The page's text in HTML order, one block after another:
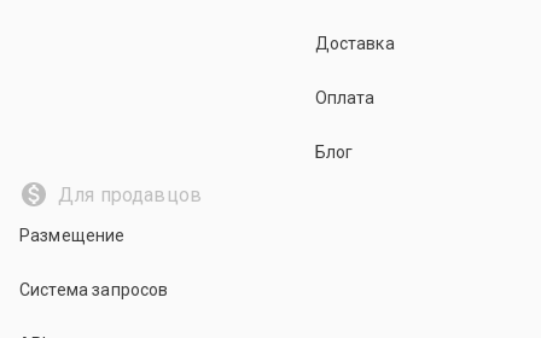
Доставка
Оплата
Блог
Для продавцов
Размещение
Система запросов